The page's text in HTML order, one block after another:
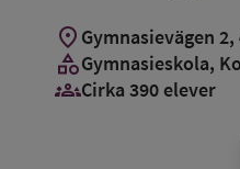
location_on Gymnasievägen 2,
categoryGymnasieskola,
groups_3Cirka 390 elever